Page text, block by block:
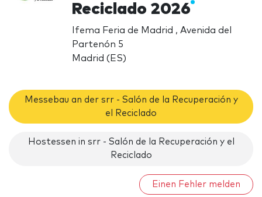
Reciclado 2026
Ifema Feria de Madrid , Avenida del
Partenón 5
Madrid (ES)
Messebau an der srr - Salón de la Recuperación y
el Reciclado
Hostessen in srr - Salón de la Recuperación y el
Reciclado
Einen Fehler melden